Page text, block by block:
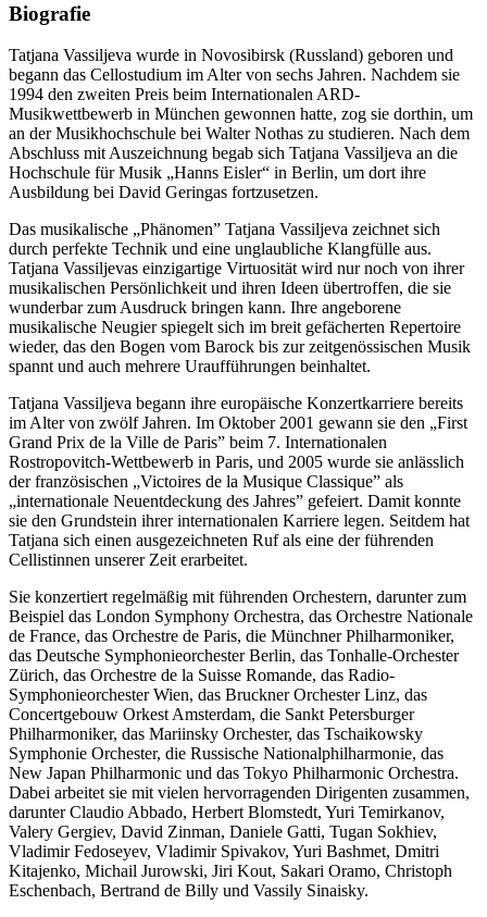
Biografie
Tatjana Vassiljeva wurde in Novosibirsk (Russland) geboren und
begann das Cellostudium im Alter von sechs Jahren. Nachdem sie
1994 den zweiten Preis beim Internationalen ARD-
Musikwettbewerb in München gewonnen hatte, zog sie dorthin, um
an der Musikhochschule bei Walter Nothas zu studieren. Nach dem
Abschluss mit Auszeichnung begab sich Tatjana Vassiljeva an die
Hochschule für Musik „Hanns Eisler“ in Berlin, um dort ihre
Ausbildung bei David Geringas fortzusetzen.
Das musikalische „Phänomen” Tatjana Vassiljeva zeichnet sich
durch perfekte Technik und eine unglaubliche Klangfülle aus.
Tatjana Vassiljevas einzigartige Virtuosität wird nur noch von ihrer
musikalischen Persönlichkeit und ihren Ideen übertroffen, die sie
wunderbar zum Ausdruck bringen kann. Ihre angeborene
musikalische Neugier spiegelt sich im breit gefächerten Repertoire
wieder, das den Bogen vom Barock bis zur zeitgenössischen Musik
spannt und auch mehrere Uraufführungen beinhaltet.
Tatjana Vassiljeva begann ihre europäische Konzertkarriere bereits
im Alter von zwölf Jahren. Im Oktober 2001 gewann sie den „First
Grand Prix de la Ville de Paris” beim 7. Internationalen
Rostropovitch-Wettbewerb in Paris, und 2005 wurde sie anlässlich
der französischen „Victoires de la Musique Classique” als
„internationale Neuentdeckung des Jahres” gefeiert. Damit konnte
sie den Grundstein ihrer internationalen Karriere legen. Seitdem hat
Tatjana sich einen ausgezeichneten Ruf als eine der führenden
Cellistinnen unserer Zeit erarbeitet.
Sie konzertiert regelmäßig mit führenden Orchestern, darunter zum
Beispiel das London Symphony Orchestra, das Orchestre Nationale
de France, das Orchestre de Paris, die Münchner Philharmoniker,
das Deutsche Symphonieorchester Berlin, das Tonhalle-Orchester
Zürich, das Orchestre de la Suisse Romande, das Radio-
Symphonieorchester Wien, das Bruckner Orchester Linz, das
Concertgebouw Orkest Amsterdam, die Sankt Petersburger
Philharmoniker, das Mariinsky Orchester, das Tschaikowsky
Symphonie Orchester, die Russische Nationalphilharmonie, das
New Japan Philharmonic und das Tokyo Philharmonic Orchestra.
Dabei arbeitet sie mit vielen hervorragenden Dirigenten zusammen,
darunter Claudio Abbado, Herbert Blomstedt, Yuri Temirkanov,
Valery Gergiev, David Zinman, Daniele Gatti, Tugan Sokhiev,
Vladimir Fedoseyev, Vladimir Spivakov, Yuri Bashmet, Dmitri
Kitajenko, Michail Jurowski, Jiri Kout, Sakari Oramo, Christoph
Eschenbach, Bertrand de Billy und Vassily Sinaisky.